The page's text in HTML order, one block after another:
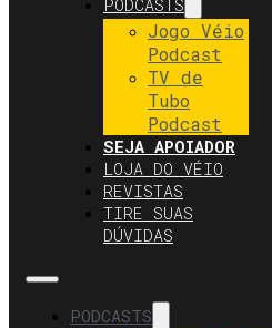
Jogo Véio
Podcast
TV de
Tubo
Podcast
SEJA APOIADOR
LOJA DO VÉIO
REVISTAS
TIRE SUAS
DÚVIDAS
PODCASTS